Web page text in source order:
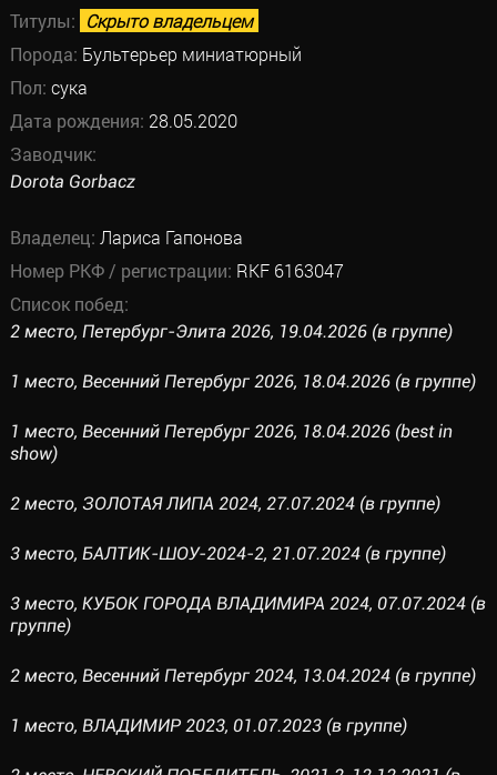
Титулы: Скрыто владельцем
Порода: Бультерьер миниатюрный
Пол: сука
Дата рождения: 28.05.2020
Заводчик:
Dorota Gorbacz
Владелец: Лариса Гапонова
Номер РКФ / регистрации: RKF 6163047
Список побед:
2 место, Петербург-Элита 2026, 19.04.2026 (в группе)
1 место, Весенний Петербург 2026, 18.04.2026 (в группе)
1 место, Весенний Петербург 2026, 18.04.2026 (best in
show)
2 место, ЗОЛОТАЯ ЛИПА 2024, 27.07.2024 (в группе)
3 место, БАЛТИК-ШОУ-2024-2, 21.07.2024 (в группе)
3 место, КУБОК ГОРОДА ВЛАДИМИРА 2024, 07.07.2024 (в
группе)
2 место, Весенний Петербург 2024, 13.04.2024 (в группе)
1 место, ВЛАДИМИР 2023, 01.07.2023 (в группе)